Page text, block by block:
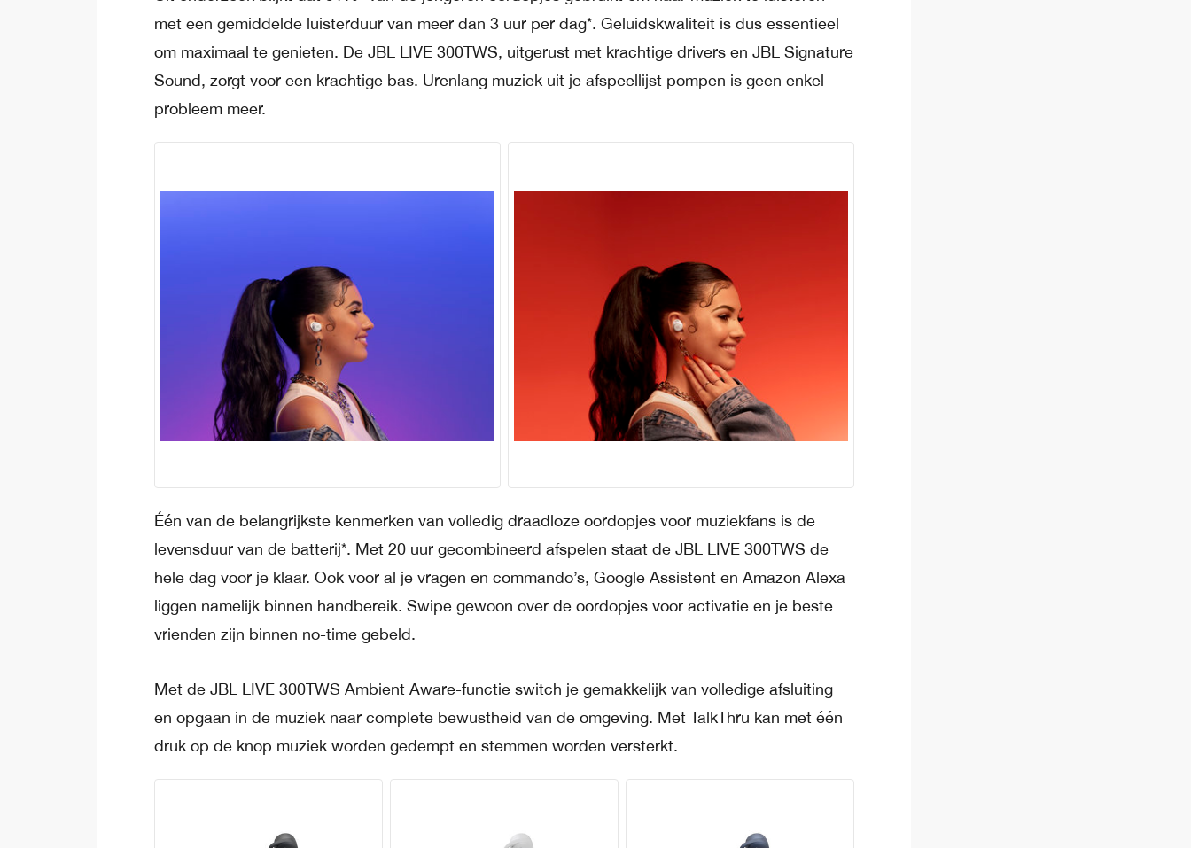
met een gemiddelde luisterduur van meer dan 3 uur per dag*. Geluidskwaliteit is dus essentieel
om maximaal te genieten. De JBL LIVE 300TWS, uitgerust met krachtige drivers en JBL Signature
Sound, zorgt voor een krachtige bas. Urenlang muziek uit je afspeellijst pompen is geen enkel
probleem meer.
Één van de belangrijkste kenmerken van volledig draadloze oordopjes voor muziekfans is de
levensduur van de batterij*. Met 20 uur gecombineerd afspelen staat de JBL LIVE 300TWS de
hele dag voor je klaar. Ook voor al je vragen en commando’s, Google Assistent en Amazon Alexa
liggen namelijk binnen handbereik. Swipe gewoon over de oordopjes voor activatie en je beste
vrienden zijn binnen no-time gebeld.
Met de JBL LIVE 300TWS Ambient Aware-functie switch je gemakkelijk van volledige afsluiting
en opgaan in de muziek naar complete bewustheid van de omgeving. Met TalkThru kan met één
druk op de knop muziek worden gedempt en stemmen worden versterkt.